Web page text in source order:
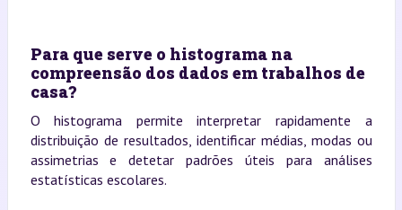
Para que serve o histograma na
compreensão dos dados em trabalhos de
casa?
O histograma permite interpretar rapidamente a
distribuição de resultados, identificar médias, modas ou
assimetrias e detetar padrões úteis para análises
estatísticas escolares.